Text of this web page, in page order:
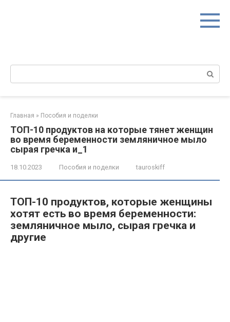
Поиск:
Главная » Пособия и поделки
ТОП-10 продуктов на которые тянет женщин
во время беременности земляничное мыло
сырая гречка и_1
18.10.2023 Пособия и поделки tauroskiff
ТОП-10 продуктов, которые женщины
хотят есть во время беременности:
земляничное мыло, сырая гречка и
другие